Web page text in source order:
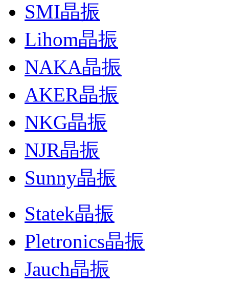
SMI晶振
Lihom晶振
NAKA晶振
AKER晶振
NKG晶振
NJR晶振
Sunny晶振
Statek晶振
Pletronics晶振
Jauch晶振